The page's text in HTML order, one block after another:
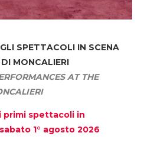
SPETTACOLI IN SCENA
MONCALIERI
AT THE
primi spettacoli in
1° agosto 2026